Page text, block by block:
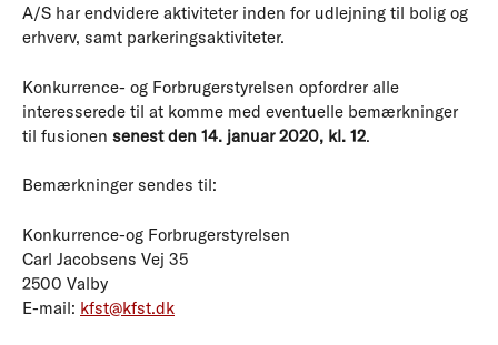
A/S har endvidere aktiviteter inden for udlejning til bolig og
erhverv, samt parkeringsaktiviteter.
Konkurrence- og Forbrugerstyrelsen opfordrer alle
interesserede til at komme med eventuelle bemærkninger
til fusionen senest den 14. januar 2020, kl. 12.
Bemærkninger sendes til:
Konkurrence-og Forbrugerstyrelsen
Carl Jacobsens Vej 35
2500 Valby
E-mail: kfst@kfst.dk